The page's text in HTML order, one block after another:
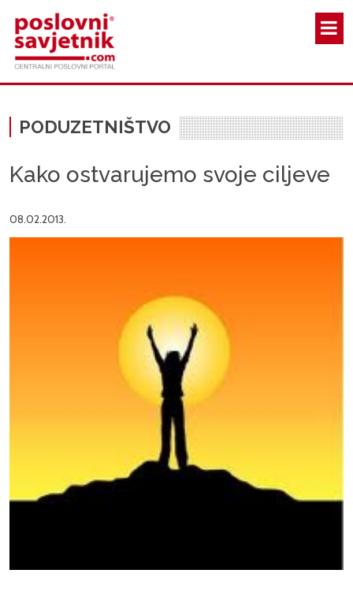
PODUZETNIŠTVO
Kako ostvarujemo svoje ciljeve
08.02.2013.